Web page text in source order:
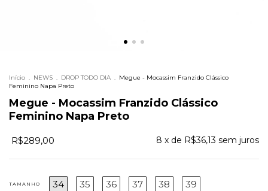
Início . NEWS . DROP TODO DIA . Megue - Mocassim Franzido Clássico
Feminino Napa Preto
Megue - Mocassim Franzido Clássico
Feminino Napa Preto
R$289,00 8 x de R$36,13 sem juros
TAMANHO 34 35 36 37 38 39